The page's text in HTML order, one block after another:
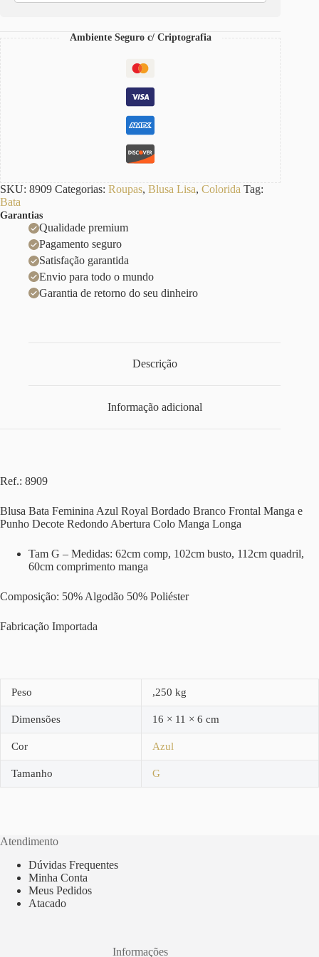
Decote
Ambiente Seguro c/ Criptografia
SKU: 8909 Categorias: Roupas, Blusa Lisa, Colorida Tag:
Bata
Garantias
Qualidade premium
Pagamento seguro
Satisfação garantida
Envio para todo o mundo
Garantia de retorno do seu dinheiro
Descrição
Informação adicional
Ref.: 8909
Blusa Bata Feminina Azul Royal Bordado Branco Frontal Manga e
Punho Decote Redondo Abertura Colo Manga Longa
Tam G – Medidas: 62cm comp, 102cm busto, 112cm quadril,
60cm comprimento manga
Composição: 50% Algodão 50% Poliéster
Fabricação Importada
Peso ,250 kg
Dimensões 16 × 11 × 6 cm
Cor Azul
Tamanho G
Atendimento
Dúvidas Frequentes
Minha Conta
Meus Pedidos
Atacado
Informações